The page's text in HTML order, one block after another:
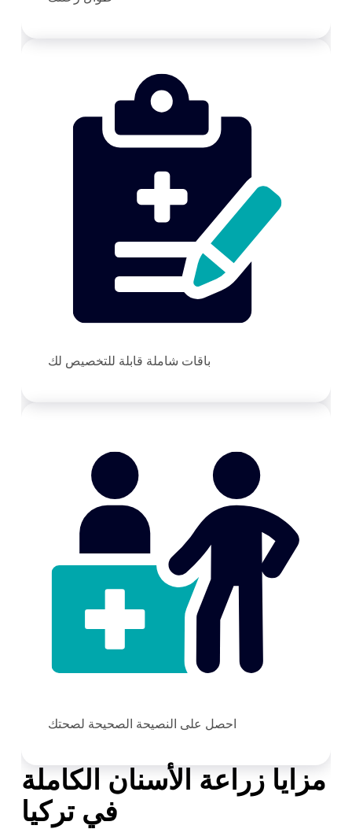
باقات شاملة قابلة للتخصيص لك
احصل على النصيحة الصحيحة لصحتك
مزايا زراعة الأسنان الكاملة
في تركيا